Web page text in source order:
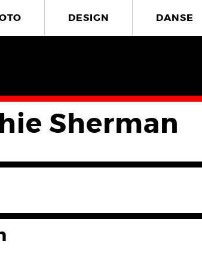
DESIGN DANSE
Sherman